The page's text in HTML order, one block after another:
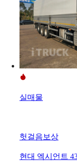
실매물
헛걸음보상
현대 엑시언트